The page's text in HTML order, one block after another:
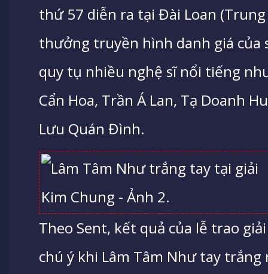
thứ 57 diễn ra tại Đài Loan
thưởng truyền hình danh giá của
quy tụ nhiều nghệ sĩ nổi tiếng
Cẩn Hoa, Trần Á Lan, Tạ Doanh
Lưu Quán Đình.
Theo Sent, kết quả của lễ trao
chú ý khi Lâm Tâm Như tay trắng